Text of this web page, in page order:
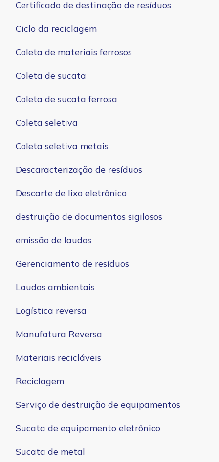
Certificado de destinação de resíduos
Ciclo da reciclagem
Coleta de materiais ferrosos
Coleta de sucata
Coleta de sucata ferrosa
Coleta seletiva
Coleta seletiva metais
Descaracterização de resíduos
Descarte de lixo eletrônico
destruição de documentos sigilosos
emissão de laudos
Gerenciamento de resíduos
Laudos ambientais
Logística reversa
Manufatura Reversa
Materiais recicláveis
Reciclagem
Serviço de destruição de equipamentos
Sucata de equipamento eletrônico
Sucata de metal